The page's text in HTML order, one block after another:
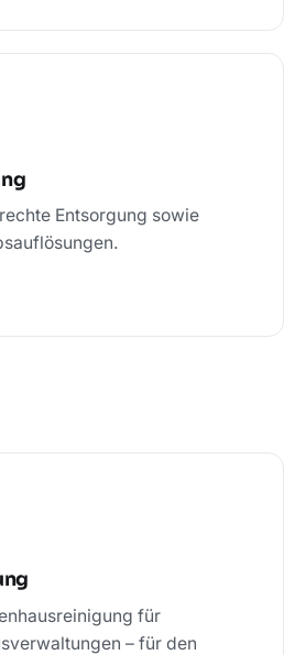
Entsorgung sowie
für
– für den